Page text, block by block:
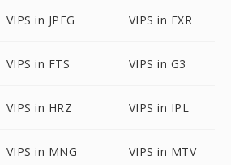
VIPS in JPEG VIPS in EXR
VIPS in FTS VIPS in G3
VIPS in HRZ VIPS in IPL
VIPS in MNG VIPS in MTV